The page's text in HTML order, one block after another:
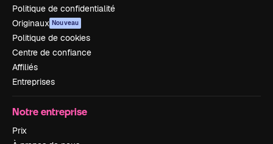
Politique de confidentialité
Originaux Nouveau
Politique de cookies
Centre de confiance
Affiliés
Entreprises
Notre entreprise
Prix